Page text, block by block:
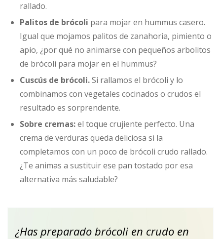
rallado.
Palitos de brócoli para mojar en hummus casero.
Igual que mojamos palitos de zanahoria, pimiento o
apio, ¿por qué no animarse con pequeños arbolitos
de brócoli para mojar en el hummus?
Cuscús de brócoli.Si rallamos el brócoli y lo
combinamos con vegetales cocinados o crudos el
resultado es sorprendente.
Sobre cremas:el toque crujiente perfecto. Una
crema de verduras queda deliciosa si la
completamos con un poco de brócoli crudo rallado.
¿Te animas a sustituir ese pan tostado por esa
alternativa más saludable?
¿Has preparado brócoli en crudo en